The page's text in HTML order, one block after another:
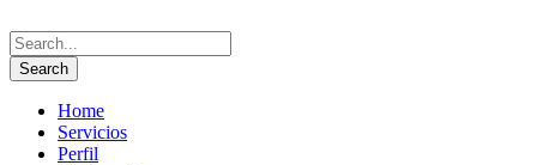
Home
Servicios
Perfil